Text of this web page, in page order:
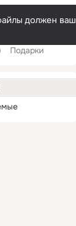
должен ваш
Подарки